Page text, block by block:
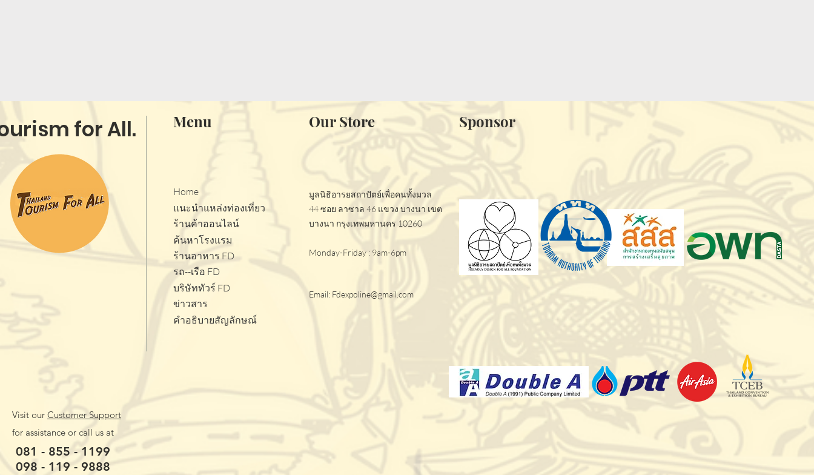
for All. Menu
Home
แนะนำแหล่งท่องเที่ยว
ร้านค้าออนไลน์
ค้นหาโรงแรม
ร้านอาหาร FD
รถ--เรือ FD
บริษัททัวร์ FD
ข่าวสาร
คำอธิบายสัญลักษณ์
Our Store Sponsor
มูลนิธิอารยสถาปัตย์เพื่อคนทั้งมวล
44 ซอย ลาซาล 46 แขวง บางนา เขต
บางนา กรุงเทพมหานคร 10260
Monday-Friday : 9am-6pm
Email: Fdexpoline@gmail.com
Visit our Customer Support
for assistance or call us at
081 - 855 - 1199
098 - 119 - 9888